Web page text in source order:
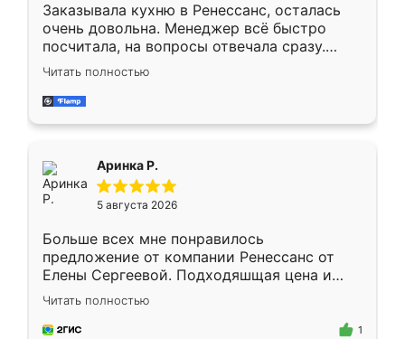
Заказывала кухню в Ренессанс, осталась
очень довольна. Менеджер всё быстро
посчитала, на вопросы отвечала сразу.
Замерщик приехал в субботу, подошёл к
делу со всей ответственностью. Собрали
за день, ребята работали аккуратно, даже
Читать полностью
Аринка Р.
5 августа 2026
Больше всех мне понравилось
предложение от компании Ренессанс от
Елены Сергеевой. Подходяшщая цена и
короткие сроки изготовления. Приехавший
для замера сотрудник Владислав
предложил по моему эскизу самый
Читать полностью
1